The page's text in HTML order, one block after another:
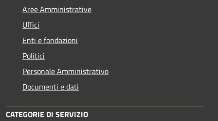
Aree Amministrative
Uffici
Enti e fondazioni
Politici
Personale Amministrativo
Documenti e dati
CATEGORIE DI SERVIZIO